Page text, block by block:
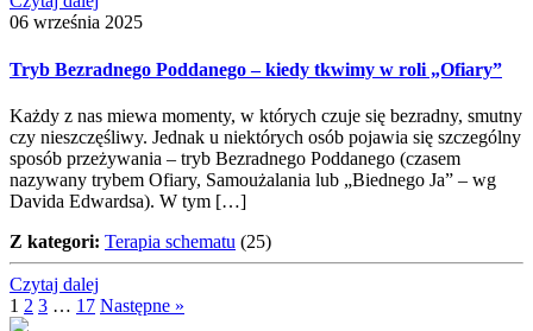
06 września 2025
Tryb Bezradnego Poddanego – kiedy tkwimy w roli „Ofiary”
Każdy z nas miewa momenty, w których czuje się bezradny, smutny
czy nieszczęśliwy. Jednak u niektórych osób pojawia się szczególny
sposób przeżywania – tryb Bezradnego Poddanego (czasem
nazywany trybem Ofiary, Samoużalania lub „Biednego Ja” – wg
Davida Edwardsa). W tym […]
Z kategori: Terapia schematu (25)
Czytaj dalej
1 2 3 … 17 Następne »